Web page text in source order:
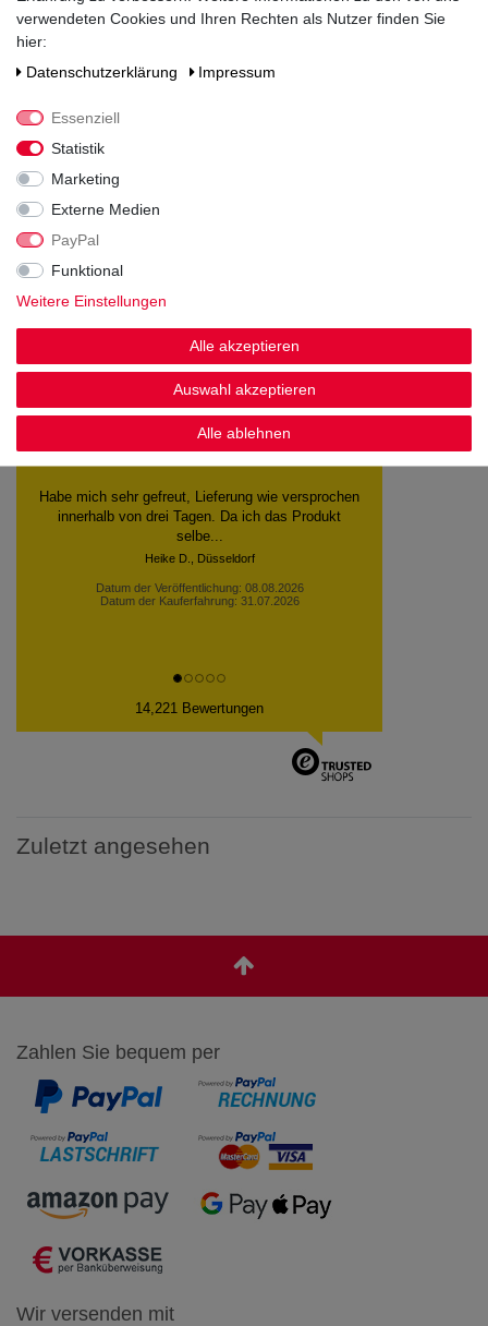
keine deklarationspflichtigen Allergene enthalten
Hersteller / Importeur
Diageo Germany GmbH, Reeperbahn 1, 20359 Hamburg
Habe mich sehr gefreut, Lieferung wie versprochen
innerhalb von drei Tagen. Da ich das Produkt
selbe...
Heike D., Düsseldorf
Datum der Veröffentlichung: 08.08.2026
Datum der Kauferfahrung: 31.07.2026
14,221 Bewertungen
Zuletzt angesehen
Zahlen Sie bequem per
Wir versenden mit
verwendeten Cookies und Ihren Rechten als Nutzer finden Sie
hier:
Daten­schutz­erklärung
Impressum
Essenziell
Statistik
Marketing
Externe Medien
PayPal
Funktional
Weitere Einstellungen
Alle akzeptieren
Auswahl akzeptieren
Alle ablehnen